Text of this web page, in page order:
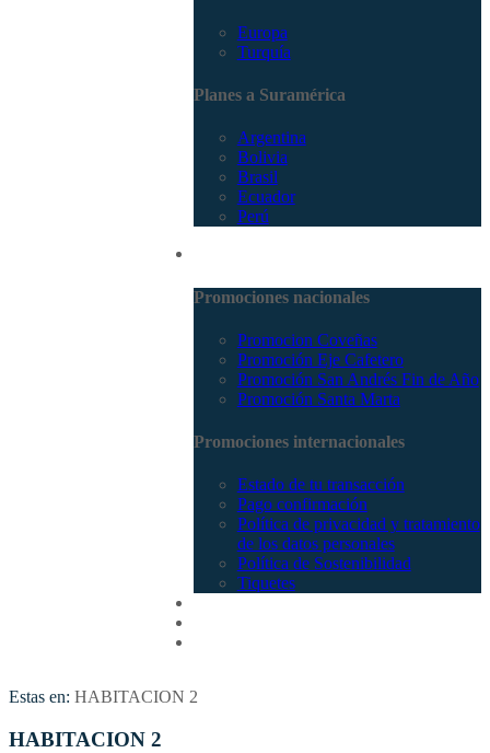
Europa
Turquía
Planes a Suramérica
Argentina
Bolivia
Brasil
Ecuador
Perú
Promociones nacionales
Promocion Coveñas
Promoción Eje Cafetero
Promoción San Andrés Fin de Año
Promoción Santa Marta
Promociones internacionales
Estado de tu transacción
Pago confirmación
Política de privacidad y tratamiento
de los datos personales
Política de Sostenibilidad
Tiquetes
Estas en: HABITACION 2
HABITACION 2